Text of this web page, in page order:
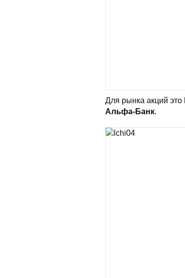
Для рынка акций это
Альфа-Банк.